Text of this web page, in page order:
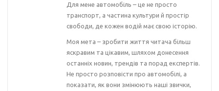
Для мене автомобіль – це не просто
транспорт, а частина культури й простір
свободи, де кожен водій має свою історію.
Моя мета – зробити життя читача більш
яскравим та цікавим, шляхом донесення
останніх новин, трендів та порад експертів.
Не просто розповісти про автомобілі, а
показати, як вони змінюють наші звички,